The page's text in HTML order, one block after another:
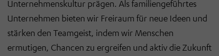
Unternehmenskultur prägen. Als familiengeführtes
Unternehmen bieten wir Freiraum für neue Ideen und
stärken den Teamgeist, indem wir Menschen
ermutigen, Chancen zu ergreifen und aktiv die Zukunft